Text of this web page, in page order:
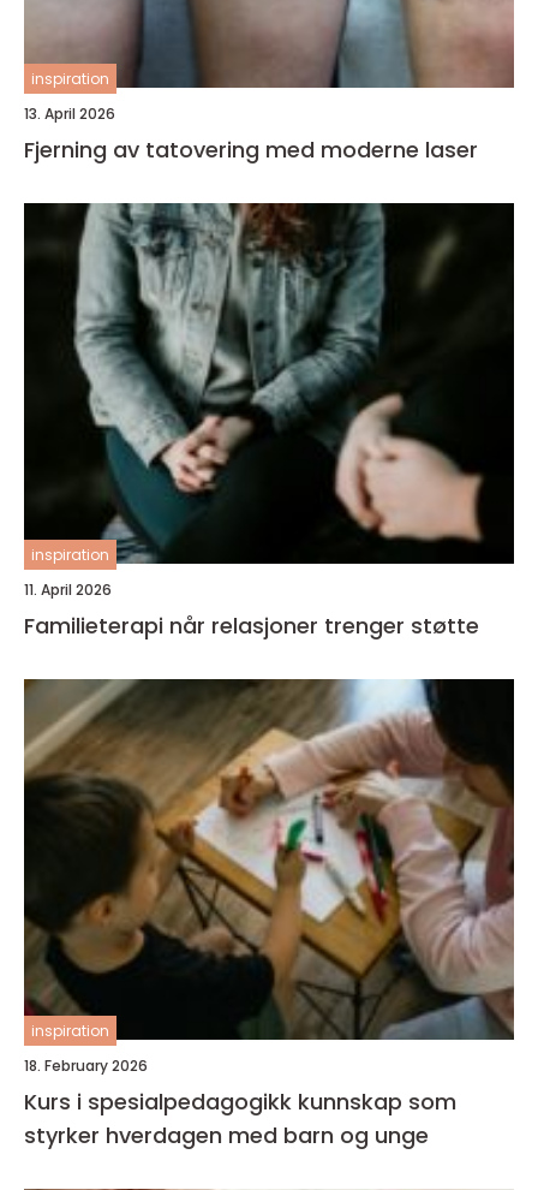
inspiration
13. April 2026
Fjerning av tatovering med moderne laser
inspiration
11. April 2026
Familieterapi når relasjoner trenger støtte
inspiration
18. February 2026
Kurs i spesialpedagogikk kunnskap som
styrker hverdagen med barn og unge